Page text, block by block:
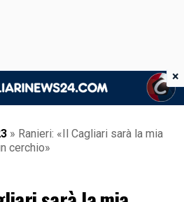
» Ranieri: «Il Cagliari sarà la mia
cerchio»
×